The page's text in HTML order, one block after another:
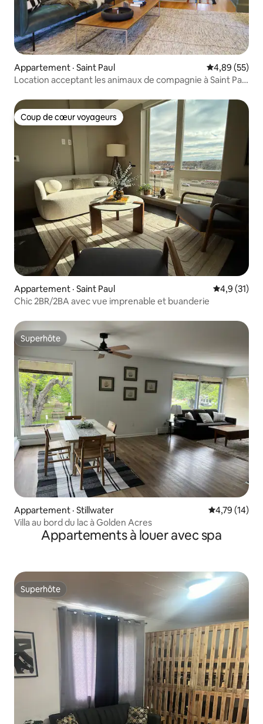
Appartement · Saint Paul Note
4,89 (55)
Location acceptant les animaux de compagnie à Saint Paul
Coup de cœur voyageurs
Coup de cœur voyageurs
Appartement · Saint Paul Note
4,9 (31)
Chic 2BR/2BA avec vue imprenable et buanderie
Superhôte
Superhôte
Appartement · Stillwater Note
4,79 (14)
Villa au bord du lac à Golden Acres
Appartements à louer avec spa
Superhôte
Superhôte